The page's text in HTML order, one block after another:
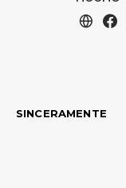
SINCERAMENTE